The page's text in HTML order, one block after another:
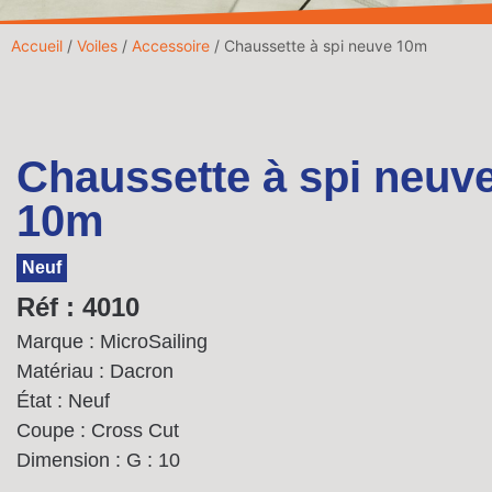
Accueil / Voiles / Accessoire / Chaussette à spi neuve 10m
Chaussette à spi
10m
Neuf
Réf : 4010
Marque : MicroSailing
Matériau : Dacron
État : Neuf
Coupe : Cross Cut
Dimension : G : 10